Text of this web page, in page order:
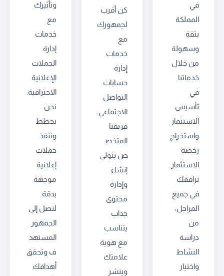
في
المملكة
بثقة
وسهولة
من خلال
خدماتنا
في
تأسيس
الاستثمار
واستخراج
رخصة
الاستثمار.
نرافقك
في جميع
المراحل،
من
دراسة
النشاط
واختيار
كن أقرب
لجمهورك
مع
خدمات
إدارة
حسابات
التواصل
الاجتماعي.
فريقنا
المتخص
ص يتولى
إنشاء
وإدارة
محتوى
جذاب
يتناسب
مع هوية
علامتك
وينشر
وتأثيرك
مع
خدمات
إدارة
الحملات
الإعلانية
الاحترافية.
نحن
نخطط
وننفذ
حملات
إعلانية
موجهة
بدقة
لتصل إلى
الجمهور
المستهد
ف وتحقق
أهدافك